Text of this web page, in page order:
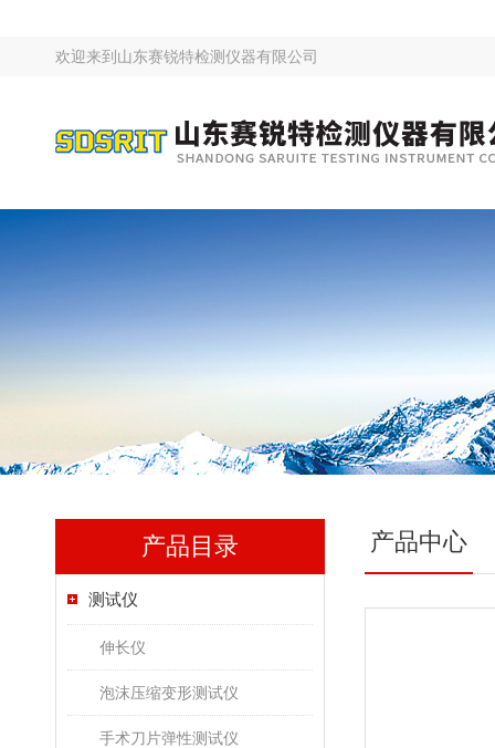
欢迎来到 山东赛锐特检测仪器有限公司
产品目录
测试仪
伸长仪
泡沫压缩变形测试仪
手术刀片弹性测试仪
产品中心